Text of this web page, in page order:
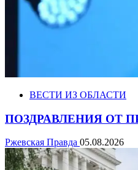
ВЕСТИ ИЗ ОБЛАСТИ
ПОЗДРАВЛЕНИЯ ОТ
Ржевская Правда 05.08.2026